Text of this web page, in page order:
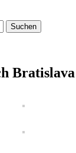
Bratislava